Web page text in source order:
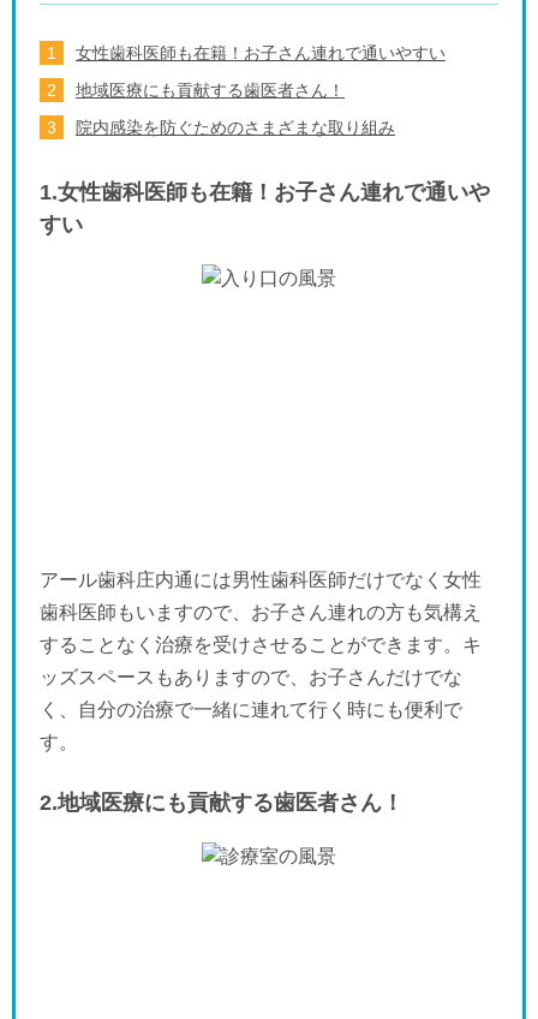
女性歯科医師も在籍！お子さん連れで通いやすい
地域医療にも貢献する歯医者さん！
院内感染を防ぐためのさまざまな取り組み
1.女性歯科医師も在籍！お子さん連れで通いや
すい
アール歯科庄内通には男性歯科医師だけでなく女性
歯科医師もいますので、お子さん連れの方も気構え
することなく治療を受けさせることができます。キ
ッズスペースもありますので、お子さんだけでな
く、自分の治療で一緒に連れて行く時にも便利で
す。
2.地域医療にも貢献する歯医者さん！